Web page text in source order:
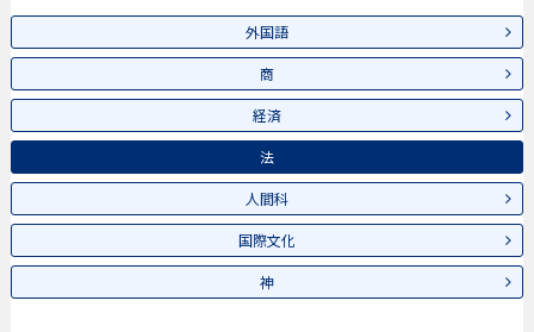
外国語
商
経済
法
人間科
国際文化
神